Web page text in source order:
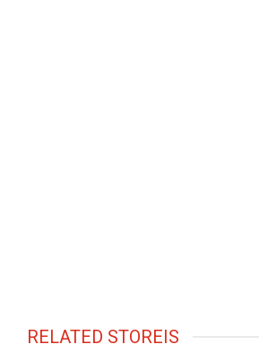
RELATED STOREIS